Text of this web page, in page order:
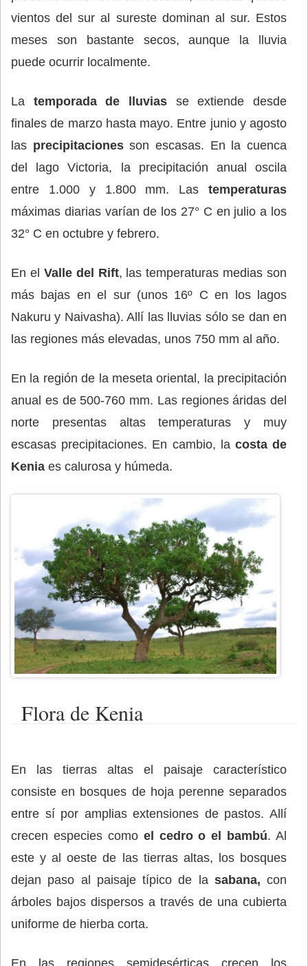
vientos del sur al sureste dominan al sur. Estos
meses son bastante secos, aunque la lluvia
puede ocurrir localmente.
La temporada de lluvias se extiende desde
finales de marzo hasta mayo. Entre junio y agosto
las precipitacionesson escasas. En la cuenca
del lago Victoria, la precipitación anual oscila
entre 1.000 y 1.800 mm. Las temperaturas
máximas diarias varían de los 27° C en julio a los
32° C en octubre y febrero.
En el Valle del Rift, las temperaturas medias son
más bajas en el sur (unos 16º C en los lagos
Nakuru y Naivasha). Allí las lluvias sólo se dan en
las regiones más elevadas, unos 750 mm al año.
En la región de la meseta oriental, la precipitación
anual es de 500-760 mm. Las regiones áridas del
norte presentas altas temperaturas y muy
escasas precipitaciones. En cambio, la costa de
Kenia es calurosa y húmeda.
Flora de Kenia
En las tierras altas el paisaje característico
consiste en bosques de hoja perenne separados
entre sí por amplias extensiones de pastos. Allí
crecen especies como el cedro o el bambú. Al
este y al oeste de las tierras altas, los bosques
dejan paso al paisaje típico de la sabana, con
árboles bajos dispersos a través de una cubierta
uniforme de hierba corta.
En las regiones semidesérticas crecen los